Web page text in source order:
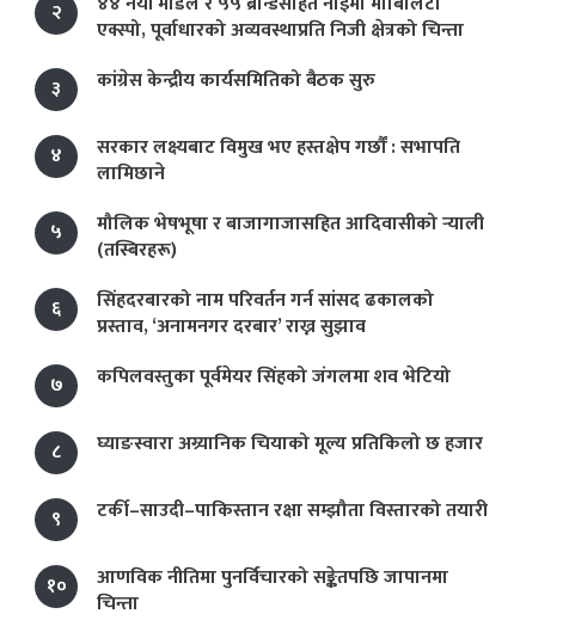
२
एक्स्पो, पूर्वाधारको अव्यवस्थाप्रति निजी क्षेत्रको चिन्ता
३
कांग्रेस केन्द्रीय कार्यसमितिको बैठक सुरु
४
सरकार लक्ष्यबाट विमुख भए हस्तक्षेप गर्छौं : सभापति
लामिछाने
५
मौलिक भेषभूषा र बाजागाजासहित आदिवासीको र्‍याली
(तस्बिरहरू)
६
सिंहदरबारको नाम परिवर्तन गर्न सांसद ढकालको
प्रस्ताव, ‘अनामनगर दरबार’ राख्न सुझाव
७
कपिलवस्तुका पूर्वमेयर सिंहको जंगलमा शव भेटियो
८ घ्याङस्वारा अग्र्यानिक चियाको मूल्य प्रतिकिलो छ हजार
९ टर्की–साउदी–पाकिस्तान रक्षा सम्झौता विस्तारको तयारी
१०
आणविक नीतिमा पुनर्विचारको सङ्केतपछि जापानमा
चिन्ता